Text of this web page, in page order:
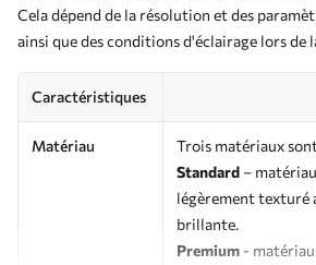
Cela dépend de la résolution et des
ainsi que des conditions d'éclairage lors de
Caractéristiques
Matériau
Trois matériaux
Standard –
légèrement texturé
brillante.
Premium - matériau